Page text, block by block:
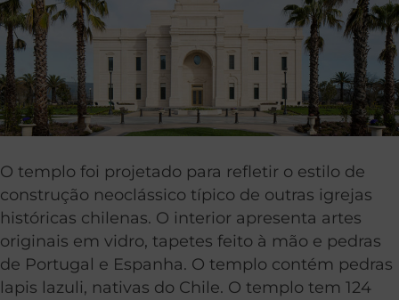
O templo foi projetado para refletir o estilo de
construção neoclássico típico de outras igrejas
históricas chilenas. O interior apresenta artes
originais em vidro, tapetes feito à mão e pedras
de Portugal e Espanha. O templo contém pedras
lapis lazuli, nativas do Chile. O templo tem 124